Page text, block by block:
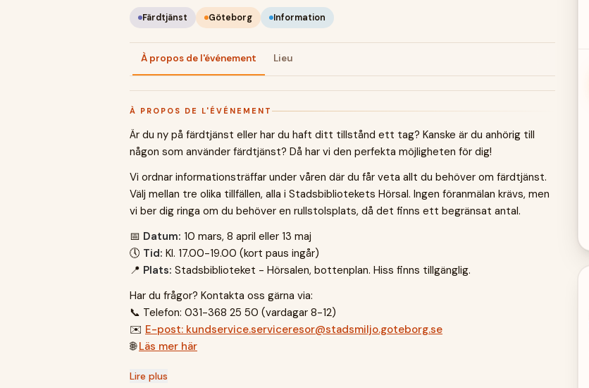
Färdtjänst Göteborg Information
À propos de l'événement Lieu
À PROPOS DE L'ÉVÉNEMENT
Är du ny på färdtjänst eller har du haft ditt tillstånd ett tag? Kanske är du anhörig till
någon som använder färdtjänst? Då har vi den perfekta möjligheten för dig!
Vi ordnar informationsträffar under våren där du får veta allt du behöver om färdtjänst.
Välj mellan tre olika tillfällen, alla i Stadsbibliotekets Hörsal. Ingen föranmälan krävs, men
vi ber dig ringa om du behöver en rullstolsplats, då det finns ett begränsat antal.
📅 Datum: 10 mars, 8 april eller 13 maj
🕔 Tid: Kl. 17.00-19.00 (kort paus ingår)
📍 Plats: Stadsbiblioteket - Hörsalen, bottenplan. Hiss finns tillgänglig.
Har du frågor? Kontakta oss gärna via:
📞 Telefon: 031-368 25 50 (vardagar 8-12)
✉️ E-post: kundservice.serviceresor@stadsmiljo.goteborg.se
🌐Läs mer här
Lire plus